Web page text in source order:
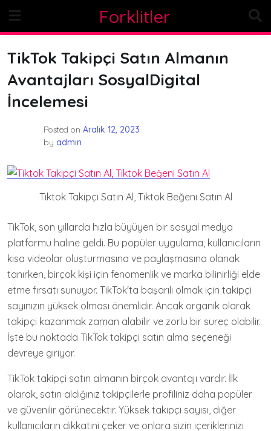
content
Forklitler
TikTok Takipçi Satın Almanın
Avantajları SosyalDigital
İncelemesi
Posted on Aralık 12, 2023
by admin
Tiktok Takipçi Satın Al, Tiktok Beğeni Satın Al
TikTok, son yıllarda hızla büyüyen bir sosyal medya
platformu haline geldi. Bu popüler uygulama, kullanıcıların
kısa videolar oluşturmasına ve paylaşmasına olanak
tanırken, birçok kişi için fenomenlik ve marka bilinirliği elde
etme fırsatı sunuyor. TikTok'ta başarılı olmak için takipçi
sayınızın yüksek olması önemlidir. Ancak organik olarak
takipçi kazanmak zaman alabilir ve zorlu bir süreç olabilir.
İşte bu noktada TikTok takipçi satın alma seçeneği
devreye giriyor.
TikTok takipçi satın almanın birçok avantajı vardır. İlk
olarak, satın aldığınız takipçilerle profiliniz daha popüler
ve güvenilir görünecektir. Yüksek takipçi sayısı, diğer
kullanıcıların dikkatini çeker ve onlara sizin içeriklerinizi